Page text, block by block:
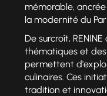
mémorable,
la modernité du
De surcroît,
thématiques et
permettent
culinaires. Ces
tradition et